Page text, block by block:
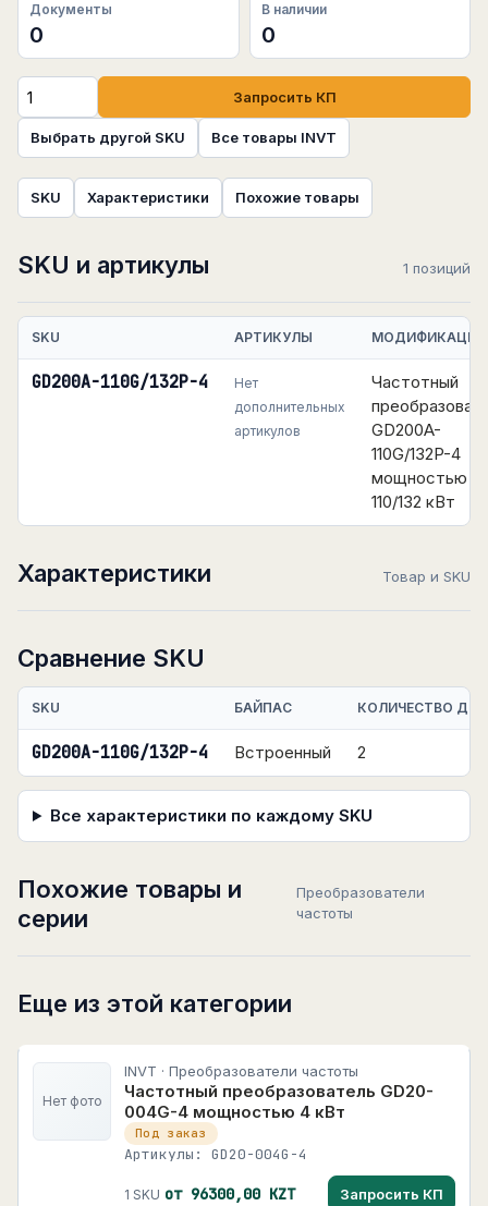
Документы
0
В наличии
0
Запросить КП
Выбрать другой SKU Все товары INVT
SKU Характеристики Похожие товары
SKU и артикулы 1 позиций
SKU АРТИКУЛЫ МОДИФИКАЦИЯ
GD200A-110G/132P-4
Нет
дополнительных
артикулов
Частотный
GD200A-
110G/132P-4
мощностью
110/132 кВт
Характеристики Товар и SKU
Сравнение SKU
SKU БАЙПАС КОЛИЧЕСТВО
GD200A-110G/132P-4 Встроенный 2
Все характеристики по каждому SKU
Похожие товары и
серии
Преобразователи
частоты
Еще из этой категории
Нет фото
INVT · Преобразователи частоты
Частотный преобразователь GD20-
004G-4 мощностью 4 кВт
Под заказ
Артикулы: GD20-004G-4
1 SKU от 96300,00 KZT Запросить КП